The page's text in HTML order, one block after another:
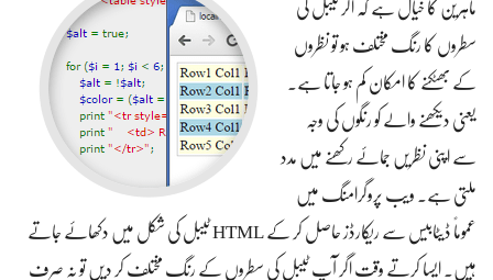
ماہرین کا خیال ہے کہ اگر ٹیبل کی
سطروں کا رنگ مختلف ہو تو نظروں
کے بھٹکنے کا امکان کم ہو جاتا ہے۔
یعنی دیکھنے والے کو رنگوں کی وجہ
سے اپنی نظریں جمائے رکھنے میں مدد
ملتی ہے۔ ویب پروگرامنگ میں
عموماً‌ ڈیٹابیس سے ریکارڈز حاصل کر کے HTML ٹیبل کی شکل میں دکھائے جاتے
ہیں۔ ایسا کرتے وقت اگر آپ ٹیبل کی سطروں کے رنگ مختلف کر دیں تو نہ صرف